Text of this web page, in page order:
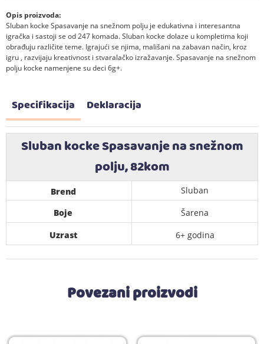
Opis proizvoda:
Sluban kocke Spasavanje na snežnom polju je edukativna i interesantna
igračka i sastoji se od 247 komada. Sluban kocke dolaze u kompletima koji
obrađuju različite teme. Igrajući se njima, mališani na zabavan način, kroz
igru , razvijaju kreativnost i stvaralačko izražavanje. Spasavanje na snežnom
polju kocke namenjene su deci 6g+.
Specifikacija Deklaracija
Sluban kocke Spasavanje na snežnom
polju, 82kom
Brend
Sluban
Boje
Šarena
Uzrast
6+ godina
Povezani proizvodi